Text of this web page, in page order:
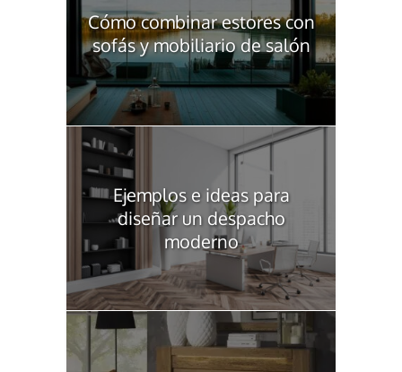
Cómo combinar estores con
sofás y mobiliario de salón
Ejemplos e ideas para
diseñar un despacho
moderno